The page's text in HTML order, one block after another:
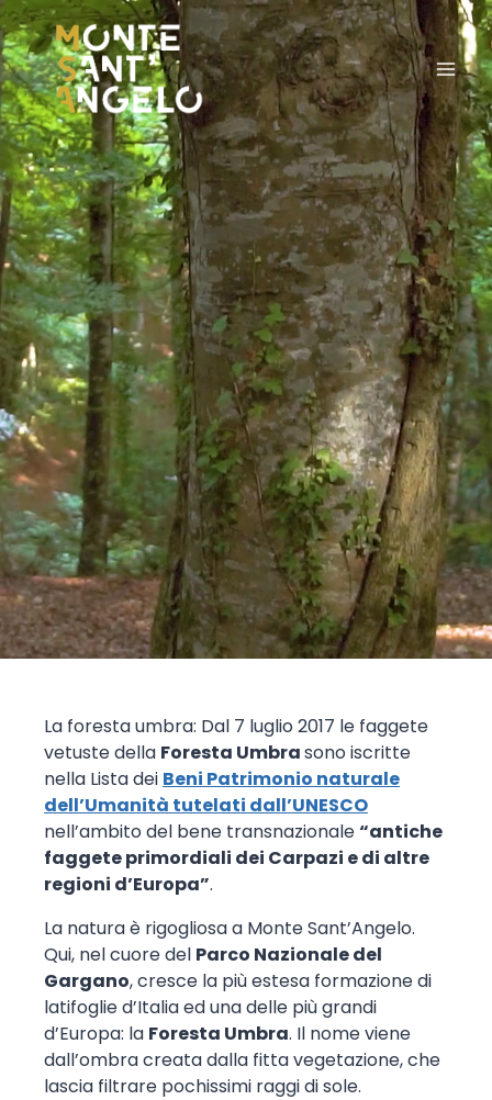
al
contenuto
La foresta umbra: Dal 7 luglio 2017 le faggete
vetuste della Foresta Umbrasono iscritte
nella Lista dei Beni Patrimonio naturale
dell’Umanità tutelati dall’UNESCO
nell’ambito del bene transnazionale“antiche
faggete primordiali dei Carpazi e di altre
regioni d’Europa”.
La natura è rigogliosa a Monte Sant’Angelo.
Qui, nel cuore del Parco Nazionale del
Gargano, cresce la più estesa formazione di
latifoglie d’Italia ed una delle più grandi
d’Europa: la Foresta Umbra. Il nome viene
dall’ombra creata dalla fitta vegetazione, che
lascia filtrare pochissimi raggi di sole.